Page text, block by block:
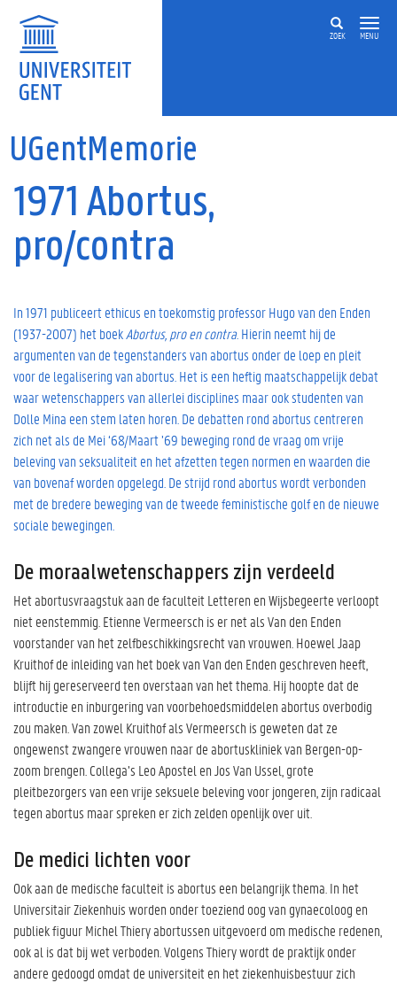
ZOEK MENU
UGentMemorie
1971 Abortus,
pro/contra
In 1971 publiceert ethicus en toekomstig professor Hugo van den Enden
(1937-2007) het boekAbortus, pro en contra. Hierin neemt hij de
argumenten van de tegenstanders van abortus onder de loep en pleit
voor de legalisering van abortus. Het is een heftig maatschappelijk debat
waar wetenschappers van allerlei disciplines maar ook studenten van
Dolle Mina een stem laten horen. De debatten rond abortus centreren
zich net als de Mei ‘68/Maart ’69 beweging rond de vraag om vrije
beleving van seksualiteit en het afzetten tegen normen en waarden die
van bovenaf worden opgelegd. De strijd rond abortus wordt verbonden
met de bredere beweging van de tweede feministische golf en de nieuwe
sociale bewegingen.
De moraalwetenschappers zijn verdeeld
Het abortusvraagstuk aan de faculteit Letteren en Wijsbegeerte verloopt
niet eenstemmig. Etienne Vermeersch is er net als Van den Enden
voorstander van het zelfbeschikkingsrecht van vrouwen. Hoewel Jaap
Kruithof de inleiding van het boek van Van den Enden geschreven heeft,
blijft hij gereserveerd ten overstaan van het thema. Hij hoopte dat de
introductie en inburgering van voorbehoedsmiddelen abortus overbodig
zou maken. Van zowel Kruithof als Vermeersch is geweten dat ze
ongewenst zwangere vrouwen naar de abortuskliniek van Bergen-op-
zoom brengen. Collega’s Leo Apostel en Jos Van Ussel, grote
pleitbezorgers van een vrije seksuele beleving voor jongeren, zijn radicaal
tegen abortus maar spreken er zich zelden openlijk over uit.
De medici lichten voor
Ook aan de medische faculteit is abortus een belangrijk thema. In het
Universitair Ziekenhuis worden onder toeziend oog van gynaecoloog en
publiek figuur Michel Thiery abortussen uitgevoerd om medische redenen,
ook al is dat bij wet verboden. Volgens Thiery wordt de praktijk onder
andere gedoogd omdat de universiteit en het ziekenhuisbestuur zich